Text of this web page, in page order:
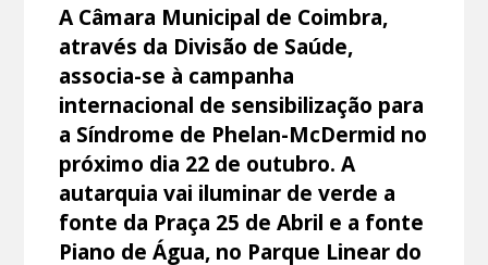
A Câmara Municipal de Coimbra,
através da Divisão de Saúde,
associa-se à campanha
internacional de sensibilização para
a Síndrome de Phelan-McDermid no
próximo dia 22 de outubro. A
autarquia vai iluminar de verde a
fonte da Praça 25 de Abril e a fonte
Piano de Água, no Parque Linear do